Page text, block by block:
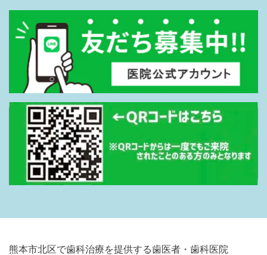
熊本市北区で歯科治療を提供する歯医者・歯科医院